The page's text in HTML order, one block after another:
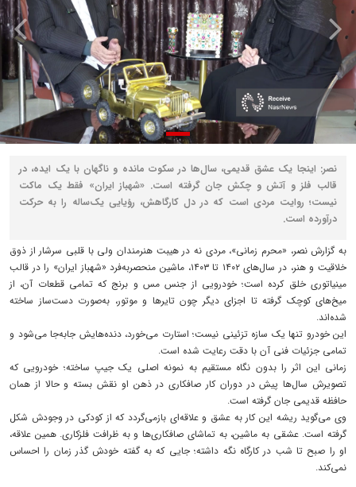
نصر: اینجا یک عشق قدیمی، سال‌ها در سکوت مانده و ناگهان با یک ایده، در
قالب فلز و آتش و چکش جان گرفته است. «شهباز ایران» فقط یک ماکت
نیست؛ روایت مردی است که در دل کارگاهش، رؤیایی یک‌ساله را به حرکت
درآورده است.
به گزارش نصر، «محرم زمانی»، مردی نه در هیبت هنرمندان ولی با قلبی سرشار از ذوق
خلاقیت و هنر، در سال‌های ۱۴۰۲ تا ۱۴۰۳، ماشین منحصربه‌فرد «شهباز ایران» را در قالب
مینیاتوری خلق کرده است؛ خودرویی از جنس مس و برنج که تمامی قطعات آن، از
میخ‌های کوچک گرفته تا اجزای دیگر چون تایرها و موتور، به‌صورت دست‌ساز ساخته
شده‌اند.
این خودرو تنها یک سازه تزئینی نیست؛ استارت می‌خورد، دنده‌هایش جابه‌جا می‌شود و
تمامی جزئیات فنی آن با دقت رعایت شده است.
زمانی این اثر را بدون نگاه مستقیم به نمونه اصلی یک جیپ ساخته؛ خودرویی که
تصویرش سال‌ها پیش در دوران کار صافکاری در ذهن او نقش بسته و حالا از همان
حافظه قدیمی جان گرفته است.
وی می‌گوید ریشه این کار به عشق و علاقه‌ای بازمی‌گردد که از کودکی در وجودش شکل
گرفته است. عشقی به ماشین، به تماشای صافکاری‌ها و به ظرافت فلزکاری. همین علاقه،
او را صبح تا شب در کارگاه نگه داشته؛ جایی که به گفته خودش گذر زمان را احساس
نمی‌کند.